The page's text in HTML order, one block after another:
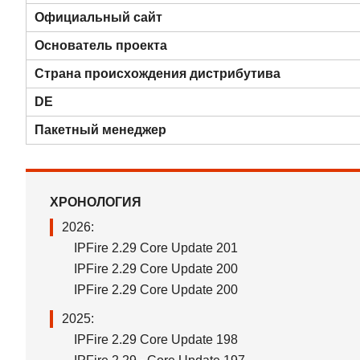
Официальный сайт
Основатель проекта
Страна происхождения дистрибутива
DE
Пакетный менеджер
ХРОНОЛОГИЯ
2026:
IPFire 2.29 Core Update 201
IPFire 2.29 Core Update 200
IPFire 2.29 Core Update 200
2025:
IPFire 2.29 Core Update 198